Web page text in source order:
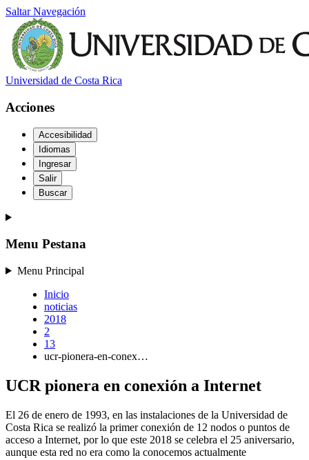
Saltar Navegación
Universidad de Costa Rica
Acciones
Accesibilidad
Idiomas
Ingresar
Salir
Buscar
Menu Pestana
Menu Principal
Inicio
noticias
2018
2
13
ucr-pionera-en-conex…
UCR pionera en conexión a Internet
El 26 de enero de 1993, en las instalaciones de la Universidad de
Costa Rica se realizó la primer conexión de 12 nodos o puntos de
acceso a Internet, por lo que este 2018 se celebra el 25 aniversario,
aunque esta red no era como la conocemos actualmente